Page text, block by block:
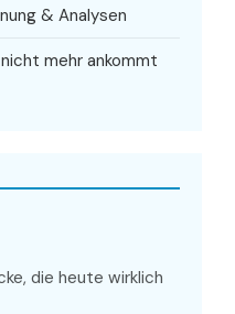
& Analysen
mehr ankommt
die heute wirklich